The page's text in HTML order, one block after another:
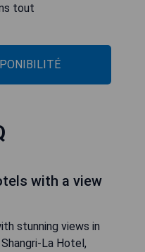
tout
with a view
stunning views in
La Hotel,